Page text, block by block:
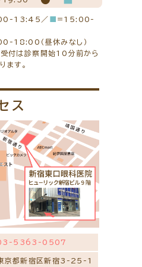
13:45／
=15:00-
18:00（昼休みなし）
付は診察開始10分前から
ます。
ス
5363-0507
京都新宿区新宿3-25-1